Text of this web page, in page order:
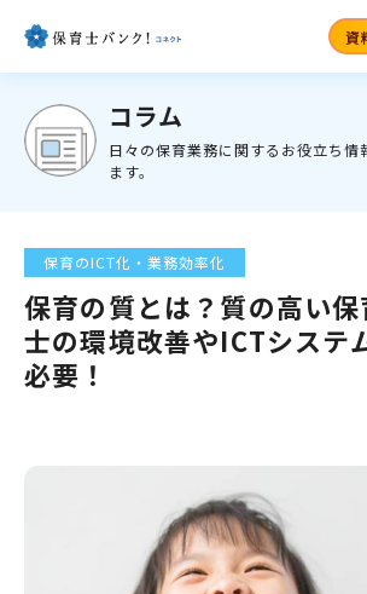
資
コラム
日々の保育業務に関するお役立ち情
ます。
保育のICT化・業務効率化
保育の質とは？質の高い
士の環境改善やICTシステ
必要！